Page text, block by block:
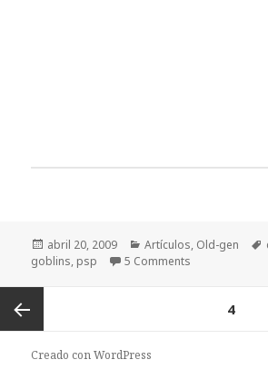
Publicado
el
abril 20, 2009 Categorías
Artículos, Old-gen
goblins, psp 5 Comments
de
Página
4
Creado con WordPress